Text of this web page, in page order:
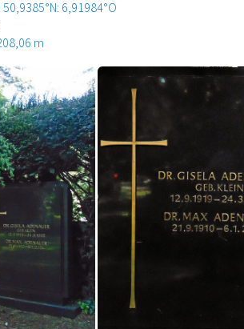
50,9385°N: 6,91984°O
m